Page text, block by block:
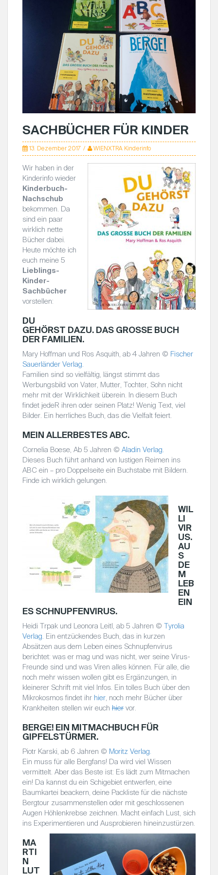
SACHBÜCHER FÜR KINDER
13. Dezember 2017 WIENXTRA Kinderinfo
Wir haben in der
Kinderinfo wieder
Kinderbuch-
Nachschub
bekommen. Da
sind ein paar
wirklich nette
Bücher dabei.
Heute möchte ich
euch meine 5
Lieblings-
Kinder-
Sachbücher
vorstellen:
DU
GEHÖRST DAZU. DAS GROSSE BUCH D
ER FAMILIEN.
Mary Hoffman und Ros Asquith, ab 4 Jahren © Fischer
Sauerländer Verlag.
Familien sind so vielfältig, längst stimmt das
Werbungsbild von Vater, Mutter, Tochter, Sohn nicht
mehr mit der Wirklichkeit überein. In diesem Buch
findet jedeR ihren oder seinen Platz! Wenig Text, viel
Bilder. Ein herrliches Buch, das die Vielfalt feiert.
MEIN ALLERBESTES ABC.
Cornelia Boese, Ab 5 Jahren © Aladin Verlag.
Dieses Buch führt anhand von lustigen Reimen ins
ABC ein – pro Doppelseite ein Buchstabe mit Bildern.
Finde ich wirklich gelungen.
WIL
LI
VIR
US.
AU
S
DE
M
LEB
EN
EIN
ES SCHNUPFENVIRUS.
Heidi Trpak und Leonora Leitl, ab 5 Jahren © Tyrolia
Verlag. Ein entzückendes Buch, das in kurzen
Absätzen aus dem Leben eines Schnupfenvirus
berichtet: was er mag und was nicht, wer seine Virus-
Freunde sind und was Viren alles können. Für alle, die
noch mehr wissen wollen gibt es Ergänzungen, in
kleinerer Schrift mit viel Infos. Ein tolles Buch über den
Mikrokosmos findet ihr hier, noch mehr Bücher über
Krankheiten stellen wir euch hier vor.
BERGE! EIN MITMACHBUCH FÜR
GIPFELSTÜRMER.
Piotr Karski, ab 6 Jahren © Moritz Verlag.
Ein muss für alle Bergfans! Da wird viel Wissen
vermittelt. Aber das Beste ist: Es lädt zum Mitmachen
ein! Da kannst du ein Schigebiet entwerfen, eine
Baumkartei beackern, deine Packliste für die nächste
Bergtour zusammenstellen oder mit geschlossenen
Augen Höhlenkrebse zeichnen. Macht einfach Lust, sich
ins Experimentieren und Ausprobieren hineinzustürzen.
MA
RTI
N
LUT